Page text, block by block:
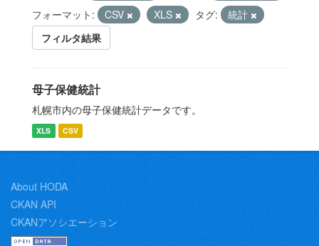
フォーマット:
CSV XLS タグ:
統計
フィルタ結果
母子保健統計
札幌市内の母子保健統計データです。
XLS CSV
About HODA
CKAN API
CKANアソシエーション